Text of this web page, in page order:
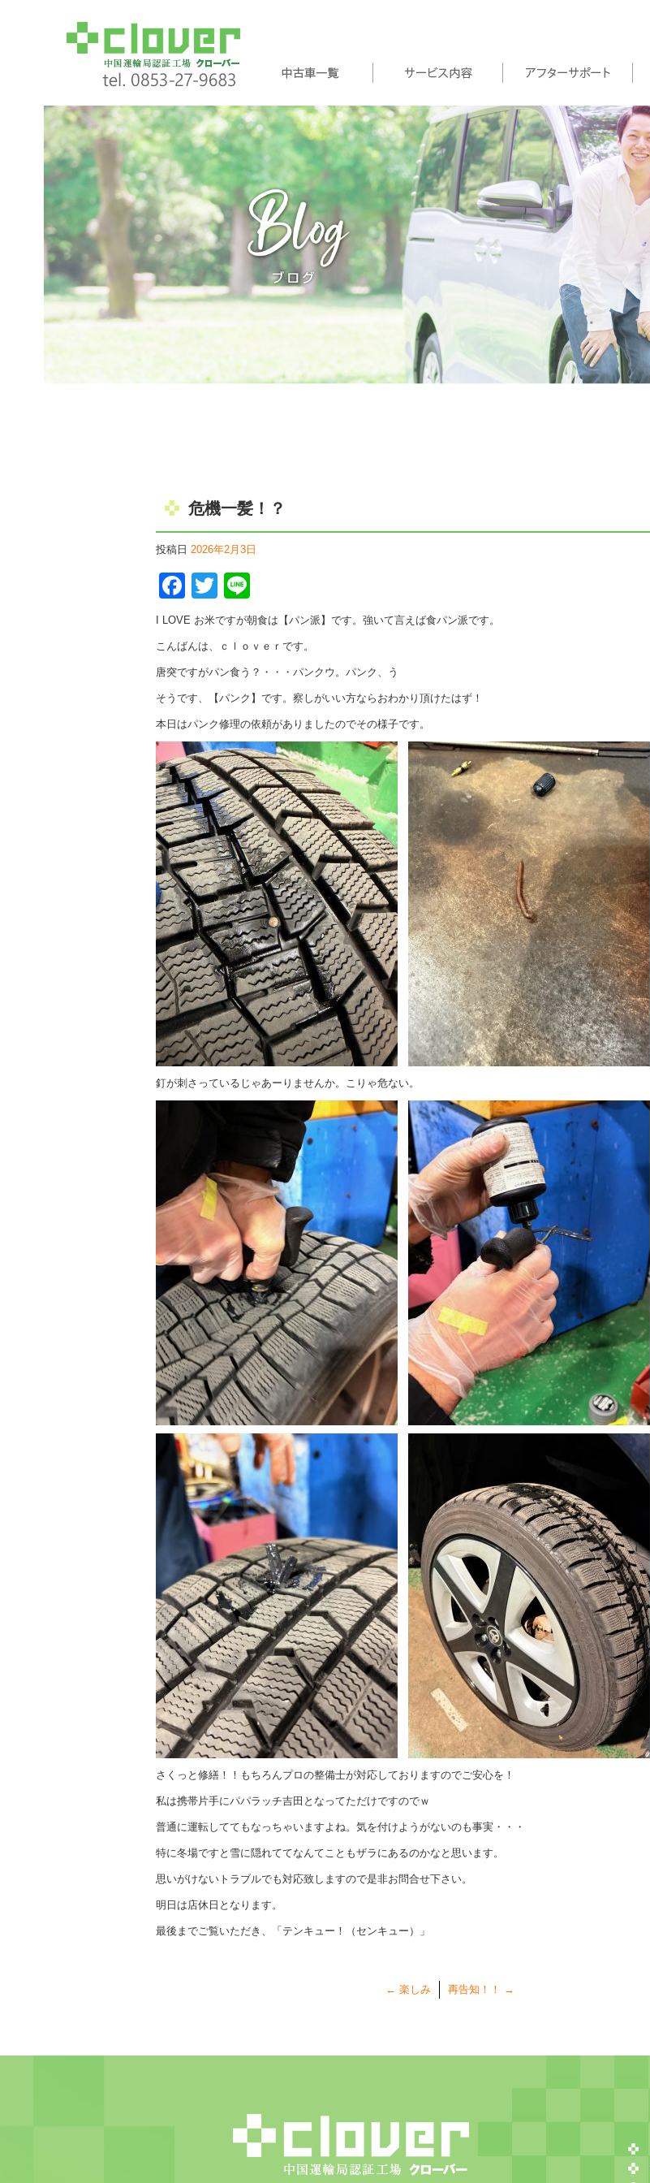
危機一髪！？
投稿日 2026年2月3日
Facebook
Twitter
I LOVE お米ですが朝食は【パン派】です。強いて言えば食パン派です。
こんばんは、ｃｌｏｖｅｒです。
唐突ですがパン食う？・・・パンクウ。パンク、う
そうです、【パンク】です。察しがいい方ならおわかり頂けたはず！
本日はパンク修理の依頼がありましたのでその様子です。
釘が刺さっているじゃあーりませんか。こりゃ危ない。
さくっと修繕！！もちろんプロの整備士が対応しておりますのでご安心を！
私は携帯片手にパパラッチ吉田となってただけですのでｗ
普通に運転しててもなっちゃいますよね。気を付けようがないのも事実・・・
特に冬場ですと雪に隠れててなんてこともザラにあるのかなと思います。
思いがけないトラブルでも対応致しますので是非お問合せ下さい。
明日は店休日となります。
最後までご覧いただき、「テンキュー！（センキュー）」
← 楽しみ 再告知！！ →